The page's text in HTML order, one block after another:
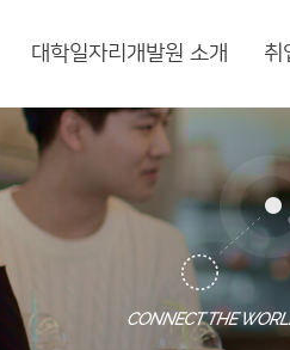
대학일자리개발원 소개 취